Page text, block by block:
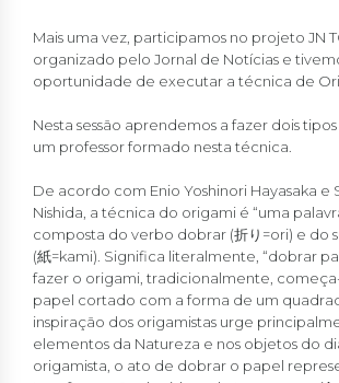
Mais uma vez, participamos no projeto JN
organizado pelo Jornal de Notícias e
oportunidade de executar a técnica de
Nesta sessão aprendemos a fazer dois
um professor formado nesta técnica.
De acordo com Enio Yoshinori Hayasaka e
Nishida, a técnica do origami é “uma
composta do verbo dobrar (折り =ori) e do
(紙=kami). Significa literalmente, “dobrar
fazer o origami, tradicionalmente,
papel cortado com a forma de um
inspiração dos origamistas urge
elementos da Natureza e nos objetos do
origamista, o ato de dobrar o papel